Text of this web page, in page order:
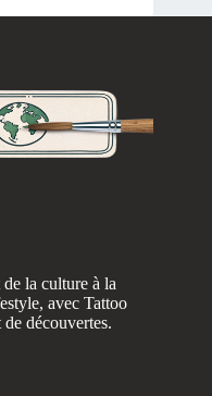
la culture à la
avec Tattoo
découvertes.